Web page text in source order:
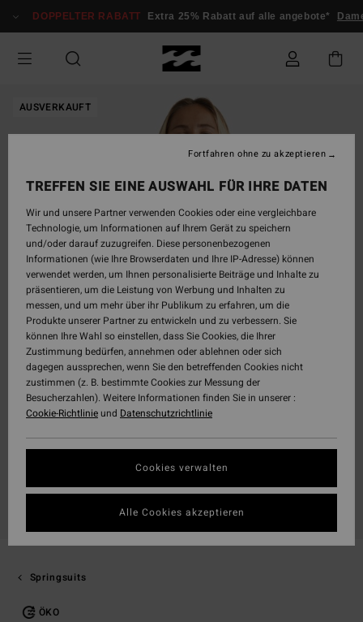
zur
springen
DOPPELTER RABATT Extra 25% Rabatt auf alle angebote*
AUSVERKAUFT
Springsuits
ÖKO
TREFFEN SIE EINE AUSWAHL FÜR IHRE DATEN
Wir und unsere Partner verwenden Cookies oder eine vergleichbare
Technologie, um Informationen auf Ihrem Gerät zu speichern
und/oder darauf zuzugreifen. Diese personenbezogenen
Informationen (wie Ihre Browserdaten und Ihre IP-Adresse) können
verwendet werden, um Ihnen personalisierte Beiträge und Inhalte zu
präsentieren, um die Leistung von Werbung und Inhalten zu
messen, und um mehr über ihr Publikum zu erfahren, um die
Produkte unserer Partner zu entwickeln und zu verbessern. Sie
können Ihre Wahl so einstellen, dass Sie Cookies, die Ihrer
Zustimmung bedürfen, annehmen oder ablehnen oder sich
dagegen aussprechen, wenn Sie den betreffenden Cookies nicht
zustimmen (z. B. bestimmte Cookies zur Messung der
Besucherzahlen). Weitere Informationen finden Sie in unserer :
Cookie-Richtlinieund Datenschutzrichtlinie
Cookies verwalten
Fortfahren ohne zu akzeptieren
Alle Cookies akzeptieren